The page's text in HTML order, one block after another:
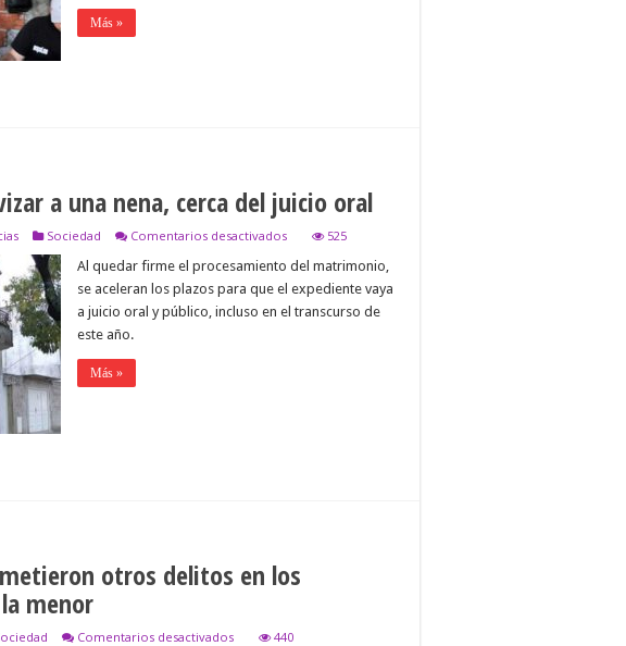
Más »
a una nena, cerca del juicio oral
Sociedad Comentarios desactivadosen
pareja
acusada
esclavizar
525
Al quedar firme el procesamiento del matrimonio,
se aceleran los plazos para que el expediente vaya
a juicio oral y público, incluso en el transcurso de
este año.
Más »
otros delitos en los
menor
Comentarios desactivadosen
440